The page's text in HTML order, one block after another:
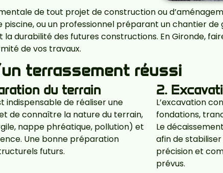
de tout projet de construction ou
piscine, ou un professionnel préparant un chantier
durabilité des futures constructions. En Gironde,
de vos travaux.
terrassement réussi
du terrain
indispensable de réaliser une
de connaître la nature du terrain,
nappe phréatique, pollution) et
Une bonne préparation
futurs.
2.
L’excavation
fondations,
Le
afin de
précision et
prévus.